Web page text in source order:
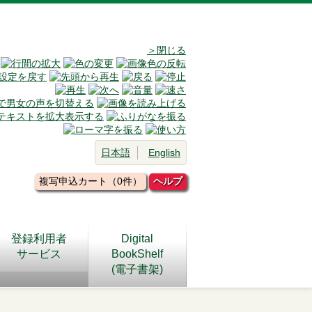
＞閉じる
日本語 English
複写申込カート（0件） ヘルプ
登録利用者
サービス
Digital
BookShelf
(電子書架)